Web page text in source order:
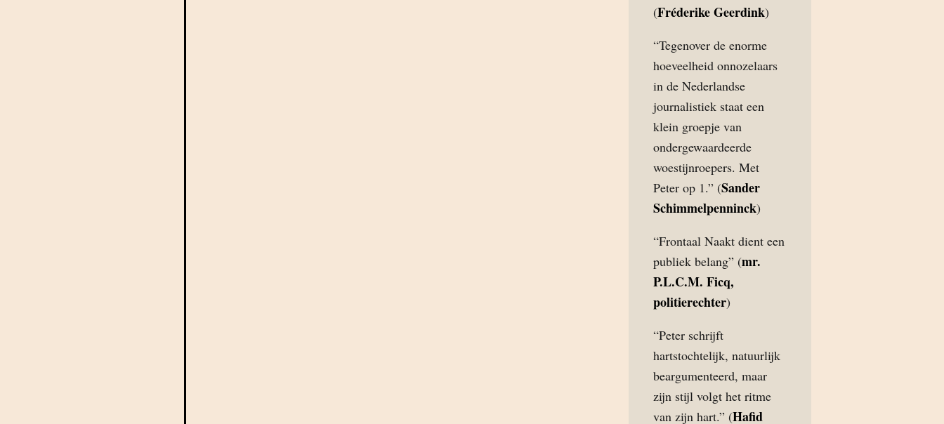
(Fréderike Geerdink)
“Tegenover de enorme
hoeveelheid onnozelaars
in de Nederlandse
journalistiek staat een
klein groepje van
ondergewaardeerde
woestijnroepers. Met
Peter op 1.” (Sander
Schimmelpenninck)
“Frontaal Naakt dient een
publiek belang” (mr.
P.L.C.M. Ficq,
politierechter)
“Peter schrijft
hartstochtelijk, natuurlijk
beargumenteerd, maar
zijn stijl volgt het ritme
van zijn hart.” (Hafid